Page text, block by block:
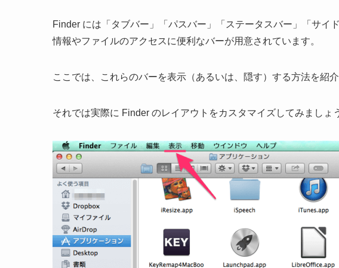
Finder には「タブバー」「パスバー」「ステータスバー」「サイ
情報やファイルのアクセスに便利なバーが用意されています。
ここでは、これらのバーを表示（あるいは、隠す）する方法を紹介
それでは実際に Finder のレイアウトをカスタマイズしてみましょ